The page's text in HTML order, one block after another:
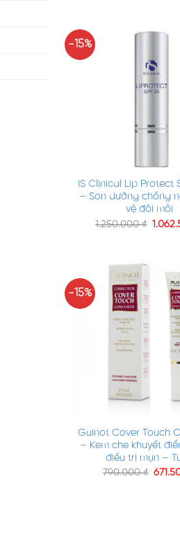
-15%
iS Clinical Lip Protect
– Son dưỡng chống
vệ đôi môi
1.250.000₫
-15%
Guinot Cover Touch
– Kem che khuyết
điều trị mụn –
790.000₫